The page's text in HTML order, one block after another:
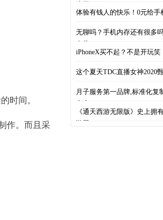
时间。
作。而且采
吹了
体验有钱人的快乐！0元给手
无聊吗？手机内存还有很多
有趣
iPhoneX买不起？不是开玩
这个夏天TDC直播女神2020
月子服务第一品牌,标准化复
力全
《通天西游无限版》史上拥
游题